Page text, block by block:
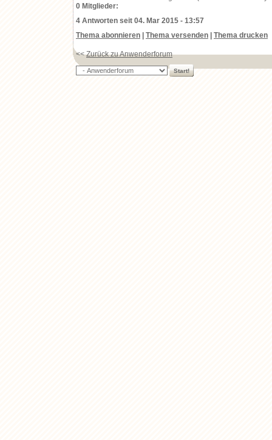
0 Mitglieder:
4 Antworten seit 04. Mar 2015 - 13:57
Thema abonnieren
Thema versenden Thema drucken
<<Zurück zu Anwenderforum